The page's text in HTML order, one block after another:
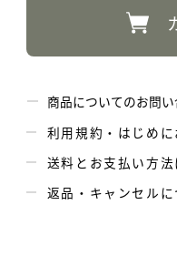
商品についてのお問
利用規約・はじめ
送料とお支払い方
返品・キャンセルに